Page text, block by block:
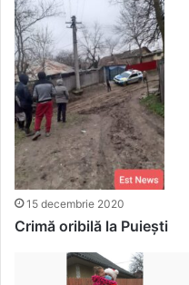
15 decembrie 2020
Crimă oribilă la Puiești